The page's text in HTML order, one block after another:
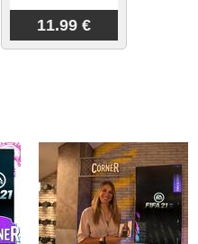
11.99 €